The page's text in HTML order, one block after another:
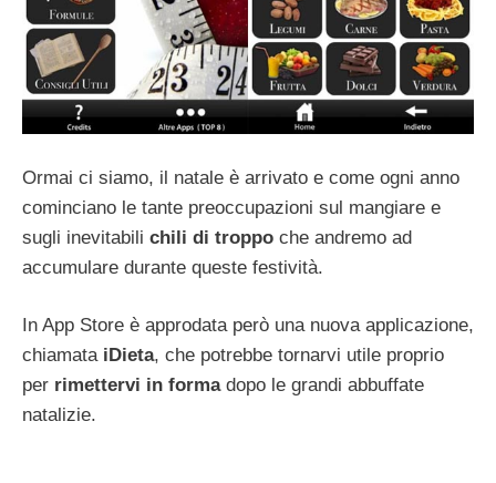
Ormai ci siamo, il natale è arrivato e come ogni anno
cominciano le tante preoccupazioni sul mangiare e
sugli inevitabili chili di troppo che andremo ad
accumulare durante queste festività.
In App Store è approdata però una nuova applicazione,
chiamata iDieta, che potrebbe tornarvi utile proprio
per rimettervi in formadopo le grandi abbuffate
natalizie.